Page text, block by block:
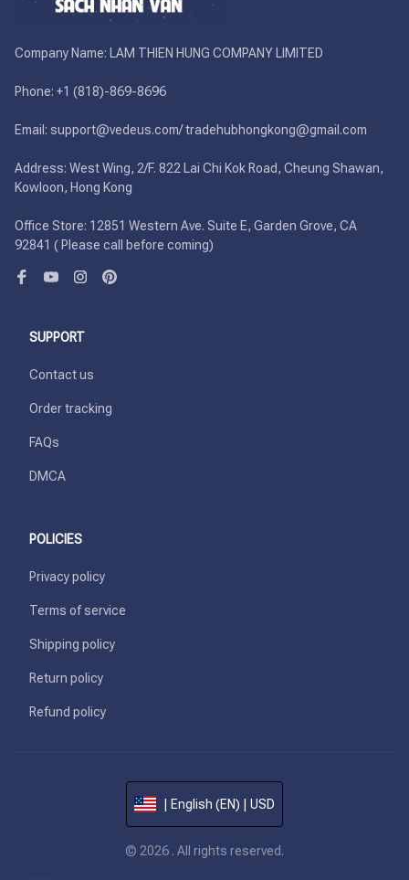
Company Name: LAM THIEN HUNG COMPANY LIMITED
Phone: +1 (818)-869-8696
Email: support@vedeus.com/ tradehubhongkong@gmail.com
Address: West Wing, 2/F. 822 Lai Chi Kok Road, Cheung Shawan,
Kowloon, Hong Kong
Office Store: 12851 Western Ave. Suite E, Garden Grove, CA
92841 ( Please call before coming)
SUPPORT
Contact us
Order tracking
FAQs
DMCA
POLICIES
Privacy policy
Terms of service
Shipping policy
Return policy
Refund policy
| English (EN) | USD
© 2026 . All rights reserved.